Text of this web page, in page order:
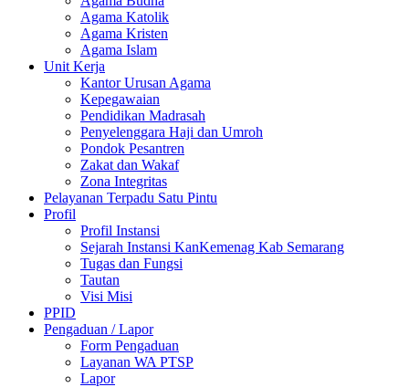
Agama Katolik
Agama Kristen
Agama Islam
Unit Kerja
Kantor Urusan Agama
Kepegawaian
Pendidikan Madrasah
Penyelenggara Haji dan Umroh
Pondok Pesantren
Zakat dan Wakaf
Zona Integritas
Pelayanan Terpadu Satu Pintu
Profil
Profil Instansi
Sejarah Instansi KanKemenag Kab Semarang
Tugas dan Fungsi
Tautan
Visi Misi
PPID
Pengaduan / Lapor
Form Pengaduan
Layanan WA PTSP
Lapor